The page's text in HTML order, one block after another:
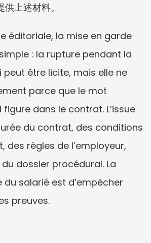
上述材料。
éditoriale, la mise en garde
: la rupture pendant la
peut être licite, mais elle ne
parce que le mot
figure dans le contrat. L’issue
du contrat, des conditions
des règles de l’employeur,
dossier procédural. La
salarié est d’empêcher
preuves.